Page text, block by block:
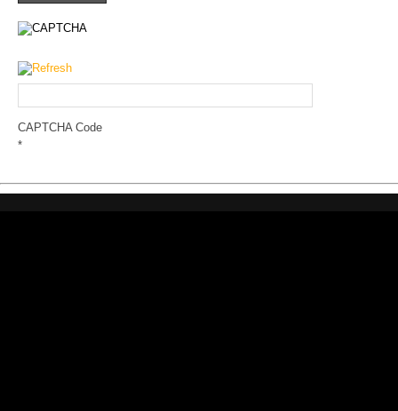
CAPTCHA Code
*